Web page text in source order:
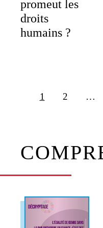
promeut les
droits
humains ?
1 2 …